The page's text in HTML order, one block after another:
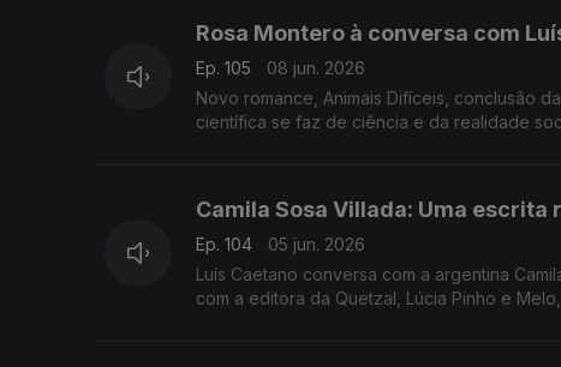
Rosa Montero à conversa com
Ep. 105
08 jun. 2026
Novo romance, Animais Difíceis, conclusão
científica se faz de ciência e da realidade
Camila Sosa Villada: Uma
Ep. 104
05 jun. 2026
Luís Caetano conversa com a argentina
com a editora da Quetzal, Lúcia Pinho e